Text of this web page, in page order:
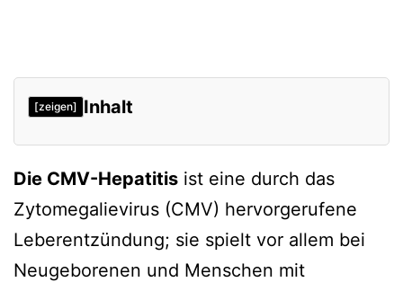
[zeigen] Inhalt
Die CMV-Hepatitis ist eine durch das
Zytomegalievirus (CMV) hervorgerufene
Leberentzündung; sie spielt vor allem bei
Neugeborenen und Menschen mit